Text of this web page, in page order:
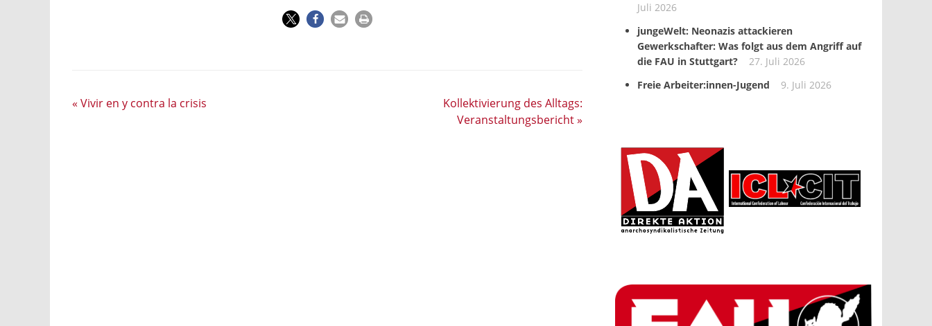
« Vivir en y contra la crisis
Kollektivierung des Alltags:
Veranstaltungsbericht»
Juli 2026
jungeWelt: Neonazis attackieren
Gewerkschafter: Was folgt aus dem Angriff auf
die FAU in Stuttgart?
27. Juli 2026
Freie Arbeiter:innen-Jugend
9. Juli 2026